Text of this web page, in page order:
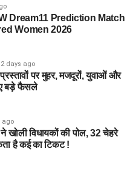
के लिए सुरक्षित है?
और बच्चों के लिए गोविंदघाट
की सुविधा ली जा सकती है।
है?
के अंदर मोबाइल नेटवर्क
बराबर होता है। गोविंदघाट तक
के नेटवर्क मिल जाते हैं।
Dream11 Prediction Match
Women 2026
2 days ago
पर मुहर, मजदूरों, युवाओं और
बड़े फैसले
ago
विधायकों की पोल, 32 चेहरे
है कई का टिकट !